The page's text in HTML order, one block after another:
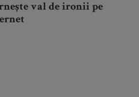
val de ironii pe